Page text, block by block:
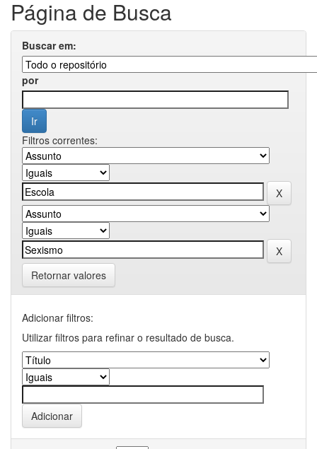
Página de Busca
Buscar em:
por
Filtros correntes:
Retornar valores
Adicionar filtros:
Utilizar filtros para refinar o resultado de busca.